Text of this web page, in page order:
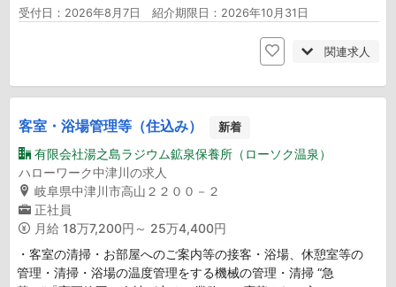
受付日：2026年8月7日 紹介期限日：2026年10月31日
関連求人
客室・浴場管理等（住込み） 新着
有限会社湯之島ラジウム鉱泉保養所（ローソク温泉）
ハローワーク中津川の求人
岐阜県中津川市高山２２００－２
正社員
月給 18万7,200円～ 25万4,400円
・客室の清掃・お部屋へのご案内等の接客・浴場、休憩室等の
管理・清掃・浴場の温度管理をする機械の管理・清掃 “急